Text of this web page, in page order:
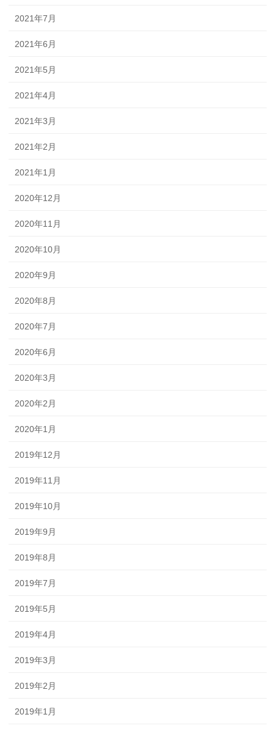
2021年7月
2021年6月
2021年5月
2021年4月
2021年3月
2021年2月
2021年1月
2020年12月
2020年11月
2020年10月
2020年9月
2020年8月
2020年7月
2020年6月
2020年3月
2020年2月
2020年1月
2019年12月
2019年11月
2019年10月
2019年9月
2019年8月
2019年7月
2019年5月
2019年4月
2019年3月
2019年2月
2019年1月